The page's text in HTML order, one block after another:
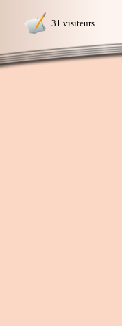
31 visiteurs